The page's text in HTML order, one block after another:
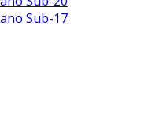
Sub-17